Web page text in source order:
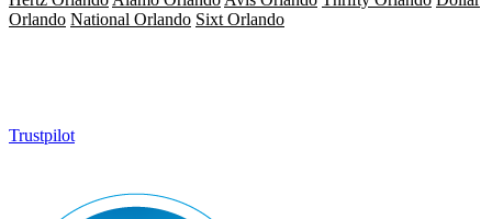
Orlando National Orlando Sixt Orlando
Trustpilot